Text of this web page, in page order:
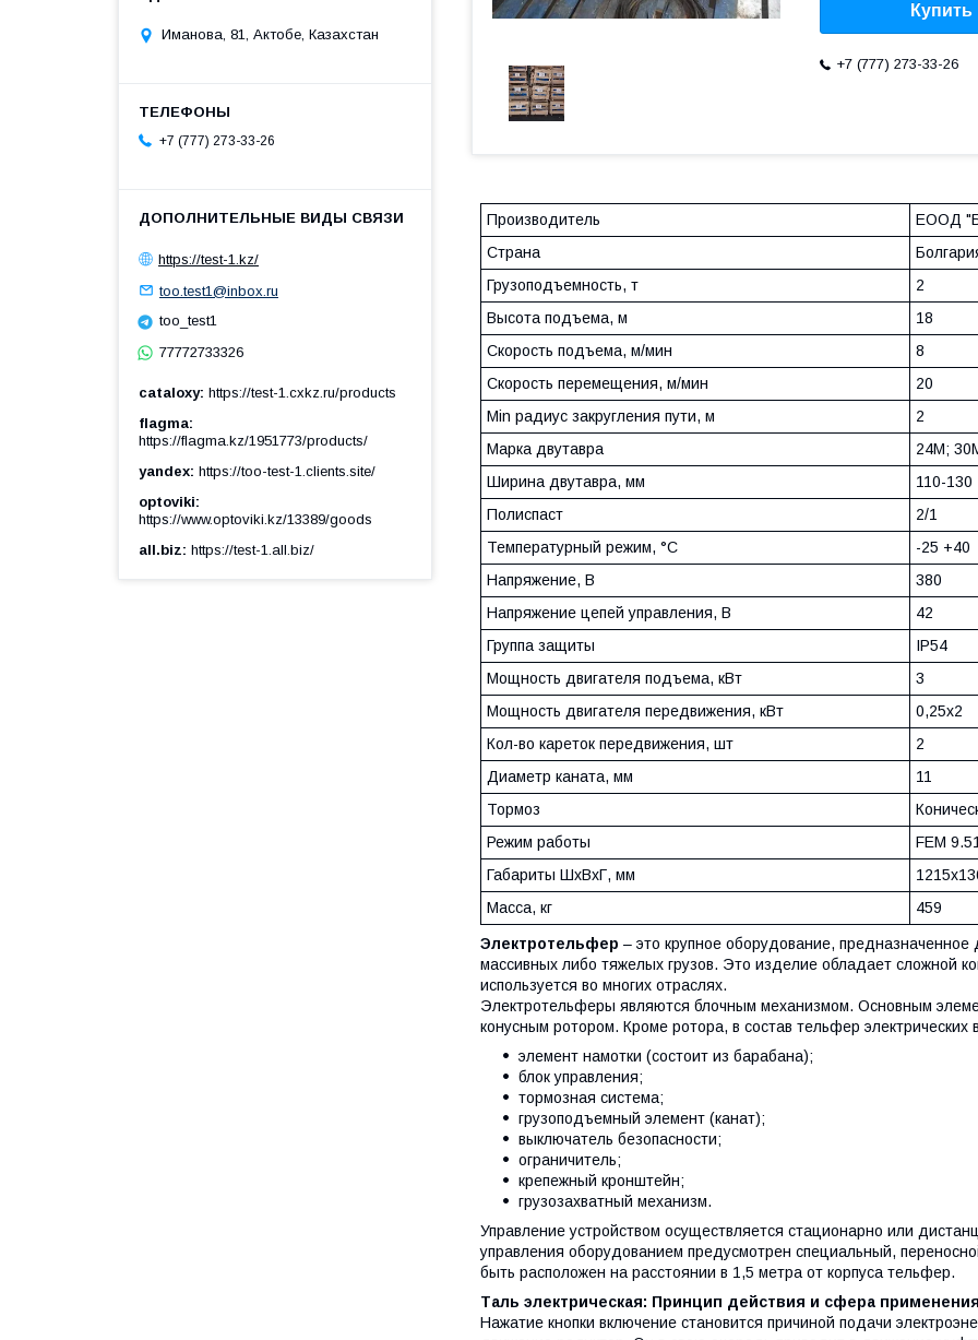
Купить
+7 (777) 273-33-26
Производитель
ЕООД
Страна
Грузоподъемность, т
2
Высота подъема, м
18
Скорость подъема, м/мин
8
Скорость перемещения, м/мин
20
Min радиус закругления пути, м
2
Марка двутавра
24М;
Ширина двутавра, мм
110-130
Полиспаст
2/1
Температурный режим, °С
-25 +40
Напряжение, В
380
Напряжение цепей управления, В
42
Группа защиты
IP54
Мощность двигателя подъема, кВт
3
Мощность двигателя передвижения, кВт
0,25х2
Кол-во кареток передвижения, шт
2
Диаметр каната, мм
11
Тормоз
Режим работы
FEM
Габариты ШхВхГ, мм
Масса, кг
459
Электротельфер – это крупное оборудование,
массивных либо тяжелых грузов. Это изделие обладает сложной
используется во многих отраслях.
Электротельферы являются блочным механизмом. Основным
конусным ротором. Кроме ротора, в состав тельфер электрических
элемент намотки (состоит из барабана);
блок управления;
тормозная система;
грузоподъемный элемент (канат);
выключатель безопасности;
ограничитель;
крепежный кронштейн;
грузозахватный механизм.
Управление устройством осуществляется стационарно или
управления оборудованием предусмотрен специальный,
быть расположен на расстоянии в 1,5 метра от корпуса тельфер.
Таль электрическая: Принцип действия и сфера применения
Нажатие кнопки включение становится причиной подачи
Иманова, 81, Актобе, Казахстан
+7 (777) 273-33-26
https://test-1.kz/
too.test1@inbox.ru
too_test1
77772733326
cataloxy https://test-1.cxkz.ru/products
flagma
https://flagma.kz/1951773/products/
yandex https://too-test-1.clients.site/
optoviki
https://www.optoviki.kz/13389/goods
all.biz https://test-1.all.biz/